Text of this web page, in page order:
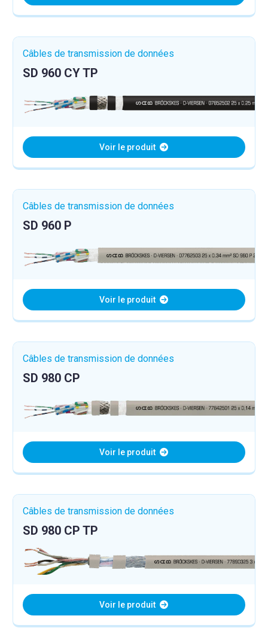
Câbles de transmission de données
SD 960 CY TP
Voir le produit
Câbles de transmission de données
SD 960 P
Voir le produit
Câbles de transmission de données
SD 980 CP
Voir le produit
Câbles de transmission de données
SD 980 CP TP
Voir le produit